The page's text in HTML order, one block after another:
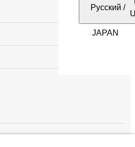
Русский /